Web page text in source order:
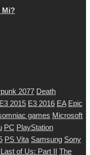
Mi?
2077 Death
E3 2015 E3 2016 EA Epic
games Microsoft
PC PlayStation
PS Vita Samsung Sony
of Us: Part II The